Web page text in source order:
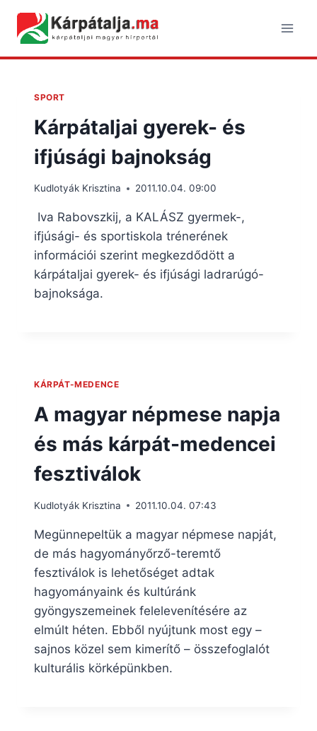
content
SPORT
Kárpátaljai gyerek- és
ifjúsági bajnokság
Kudlotyák Krisztina 2011.10.04. 09:00
Iva Rabovszkij, a KALÁSZ gyermek-,
ifjúsági- és sportiskola trénerének
információi szerint megkezdődött a
kárpátaljai gyerek- és ifjúsági ladrarúgó-
bajnoksága.
KÁRPÁT-MEDENCE
A magyar népmese napja
és más kárpát-medencei
fesztiválok
Kudlotyák Krisztina 2011.10.04. 07:43
Megünnepeltük a magyar népmese napját,
de más hagyományőrző-teremtő
fesztiválok is lehetőséget adtak
hagyományaink és kultúránk
gyöngyszemeinek felelevenítésére az
elmúlt héten. Ebből nyújtunk most egy –
sajnos közel sem kimerítő – összefoglalót
kulturális körképünkben.